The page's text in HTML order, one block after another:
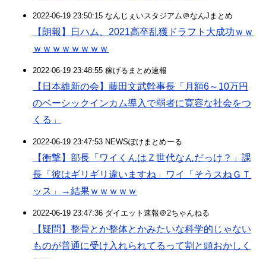
2022-06-19 23:50:15 なんじぇいスタジアム＠なんJまとめ
【朗報】日ハム、2021高卒乱獲ドラフト大成功ｗｗ
ｗｗｗｗｗｗｗｗ
2022-06-19 23:48:55 稼げるまとめ速報
【日本維新の会】藤田文武幹事長「月額6～10万円
のベーシックインカム導入で弱者に寛容な社会をつ
くる」
2022-06-19 23:47:53 NEWSぽけまとめーる
【衝撃】部長「ワイくんはＺ世代なんだっけ？」課
長「彼はギリギリ違いますね」ワイ「そうスねＧＴ
ッス」→結果ｗｗｗｗｗ
2022-06-19 23:47:36 ダイエット速報＠2ちゃんねる
【疑問】整骨とか整体とかみたいな科学的じゃない
ものが普通に受け入れられてるって割と頭おかしく